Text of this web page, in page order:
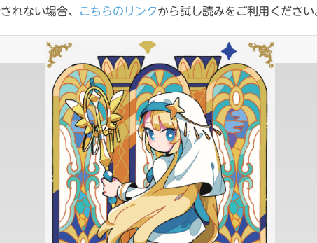
れない場合、 こちらのリンクから試し読みをご利用ください